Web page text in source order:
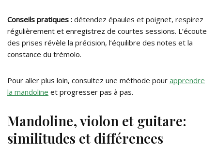
Conseils pratiques : détendez épaules et poignet, respirez
régulièrement et enregistrez de courtes sessions. L’écoute
des prises révèle la précision, l’équilibre des notes et la
constance du trémolo.
Pour aller plus loin, consultez une méthode pour apprendre
la mandoline et progresser pas à pas.
Mandoline, violon et guitare:
similitudes et différences